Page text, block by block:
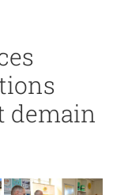
demain